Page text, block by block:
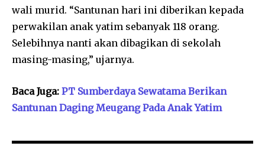
wali murid. “Santunan hari ini diberikan kepada
perwakilan anak yatim sebanyak 118 orang.
Selebihnya nanti akan dibagikan di sekolah
masing-masing,” ujarnya.
Baca Juga: PT Sumberdaya Sewatama Berikan
Santunan Daging Meugang Pada Anak Yatim